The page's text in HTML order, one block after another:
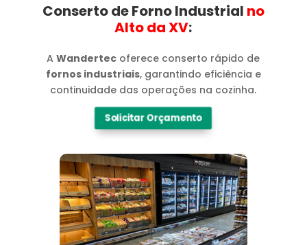
Conserto de Forno Industrial no
Alto da XV​:
AWandertec oferece conserto rápido de
fornos industriais, garantindo eficiência e
continuidade das operações na cozinha.
Solicitar Orçamento